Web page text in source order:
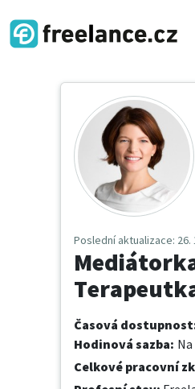
Poslední aktualizace: 26.
Časová dostupnost
Hodinová sazba:
Celkové pracovní